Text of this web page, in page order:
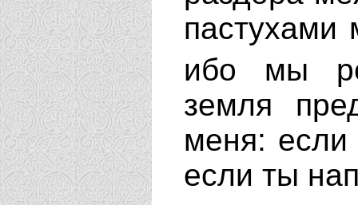
пастухами
ибо мы
земля
меня:
если ты